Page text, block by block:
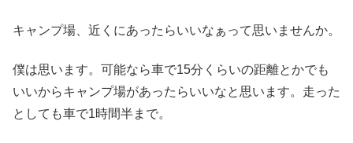
キャンプ場、近くにあったらいいなぁって思いませんか。
僕は思います。可能なら車で15分くらいの距離とかでも
いいからキャンプ場があったらいいなと思います。走った
としても車で1時間半まで。